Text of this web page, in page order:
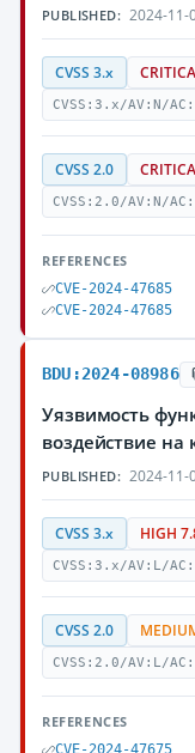
PUBLISHED: 2024-11-
CVSS 3.x
CVSS:3.x/AV:N/
CVSS 2.0
CVSS:2.0/AV:N/
REFERENCES
CVE-2024-47685
CVE-2024-47685
BDU:2024-08986
Уязвимость
воздействие
PUBLISHED: 2024-11-
CVSS 3.x HIGH
CVSS:3.x/AV:L/
CVSS 2.0
CVSS:2.0/AV:L/
REFERENCES
CVE-2024-47675